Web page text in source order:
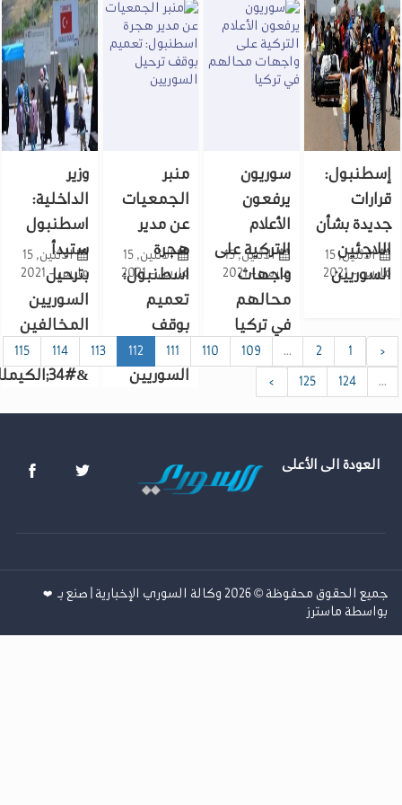
الهجرة
السوريين
الاثنين, 15
سوريون
الأعلام
التركية على
واجهات
في تركيا
الاثنين, 15
مارس - 2021
منبر
الجمعيات
هجرة
اسطنبول:
تعميم
بوقف
ترحيل
الاثنين, 15
مارس - 2021
الداخلية:
اسطنبول
ستبدأ
بترحيل
المخالفين
في
&#34;الكيملك&#34;
الاثنين, 15
مارس - 2021
109
110
125
الى الأعلى
© 2026 وكالة السوري الإخبارية | صنع بـ ❤️
ماسترز